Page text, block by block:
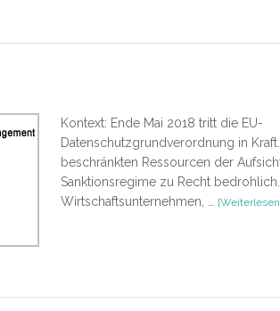
Kontext: Ende Mai 2018 tritt die EU-
Datenschutzgrundverordnung in
beschränkten Ressourcen der
Sanktionsregime zu Recht bedrohlich.
Wirtschaftsunternehmen, …